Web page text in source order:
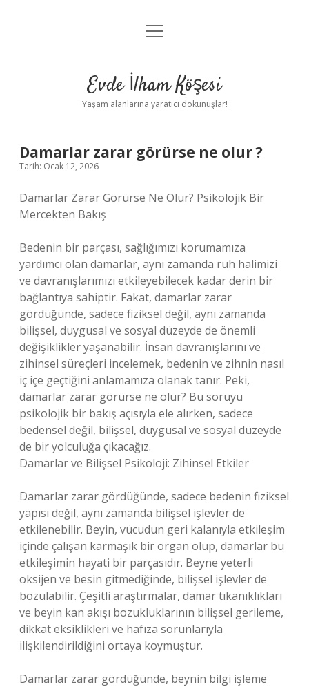
Anasayfa
Yasal Uyarı
menüyü
Evde İlham Köşesi
Yaşam alanlarına yaratıcı dokunuşlar!
Damarlar zarar görürse ne olur ?
Tarih: Ocak 12, 2026
Damarlar Zarar Görürse Ne Olur? Psikolojik Bir
Mercekten Bakış
Bedenin bir parçası, sağlığımızı korumamıza
yardımcı olan damarlar, aynı zamanda ruh halimizi
ve davranışlarımızı etkileyebilecek kadar derin bir
bağlantıya sahiptir. Fakat, damarlar zarar
gördüğünde, sadece fiziksel değil, aynı zamanda
bilişsel, duygusal ve sosyal düzeyde de önemli
değişiklikler yaşanabilir. İnsan davranışlarını ve
zihinsel süreçleri incelemek, bedenin ve zihnin nasıl
iç içe geçtiğini anlamamıza olanak tanır. Peki,
damarlar zarar görürse ne olur? Bu soruyu
psikolojik bir bakış açısıyla ele alırken, sadece
bedensel değil, bilişsel, duygusal ve sosyal düzeyde
de bir yolculuğa çıkacağız.
Damarlar ve Bilişsel Psikoloji: Zihinsel Etkiler
Damarlar zarar gördüğünde, sadece bedenin fiziksel
yapısı değil, aynı zamanda bilişsel işlevler de
etkilenebilir. Beyin, vücudun geri kalanıyla etkileşim
içinde çalışan karmaşık bir organ olup, damarlar bu
etkileşimin hayati bir parçasıdır. Beyne yeterli
oksijen ve besin gitmediğinde, bilişsel işlevler de
bozulabilir. Çeşitli araştırmalar, damar tıkanıklıkları
ve beyin kan akışı bozukluklarının bilişsel gerileme,
dikkat eksiklikleri ve hafıza sorunlarıyla
ilişkilendirildiğini ortaya koymuştur.
Damarlar zarar gördüğünde, beynin bilgi işleme